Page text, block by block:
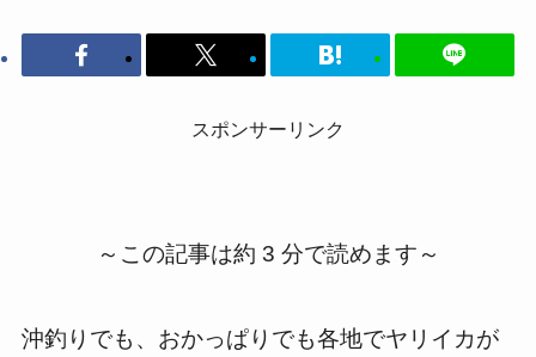
スポンサーリンク
～この記事は約 3 分で読めます～
沖釣りでも、おかっぱりでも各地でヤリイカが